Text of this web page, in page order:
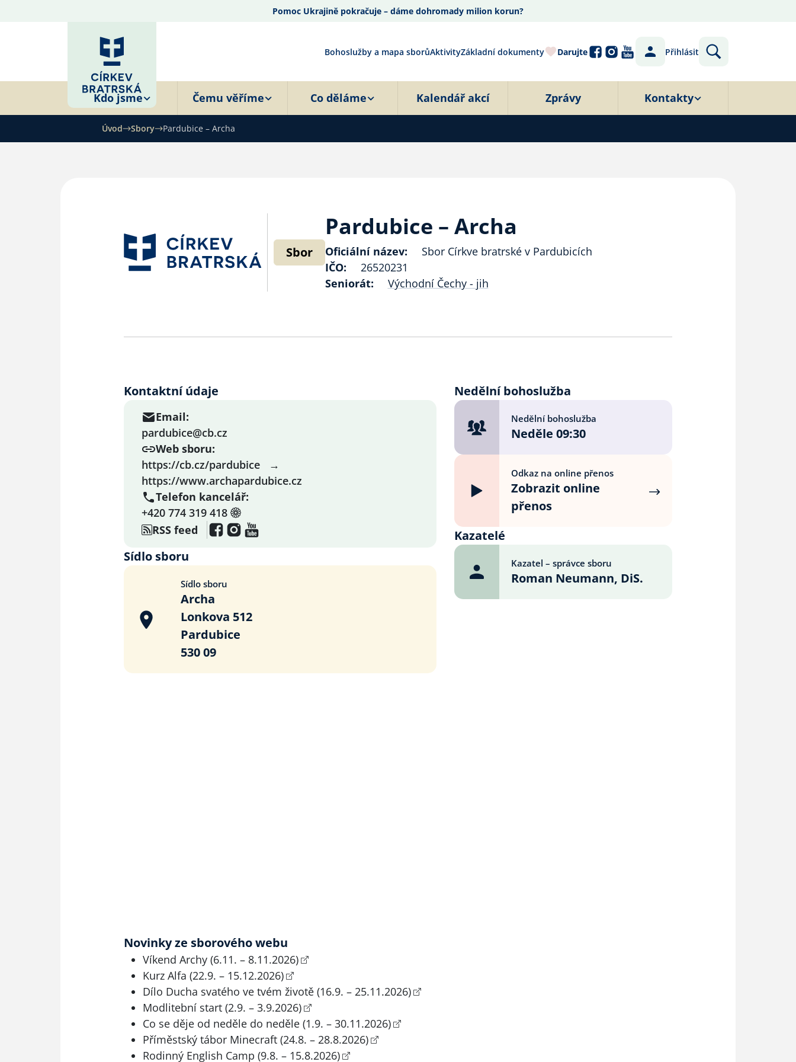
Pomoc Ukrajině pokračuje – dáme dohromady milion korun?
Bohoslužby a mapa sborůAktivityZákladní dokumenty Darujte Přihlásit
Kdo jsme Čemu věříme Co děláme Kalendář akcí Zprávy Kontakty
Úvod Sbory Pardubice – Archa
Sbor
Pardubice – Archa
Oficiální název:
Sbor Církve bratrské v Pardubicích
IČO:
26520231
Seniorát:
Východní Čechy - jih
Kontaktní údaje
Email:
pardubice@cb.cz
Web sboru:
https://cb.cz/pardubice →
https://www.archapardubice.cz
Telefon kancelář:
+420 774 319 418
RSS feed
Sídlo sboru
Sídlo sboru
Archa
Lonkova 512
Pardubice
530 09
Novinky ze sborového webu
Víkend Archy (6.11. – 8.11.2026)
Kurz Alfa (22.9. – 15.12.2026)
Dílo Ducha svatého ve tvém životě (16.9. – 25.11.2026)
Modlitební start (2.9. – 3.9.2026)
Co se děje od neděle do neděle (1.9. – 30.11.2026)
Příměstský tábor Minecraft (24.8. – 28.8.2026)
Rodinný English Camp (9.8. – 15.8.2026)
Nedělní bohoslužba
Nedělní bohoslužba
Neděle 09:30
Odkaz na online přenos
Zobrazit online
přenos
Kazatelé
Kazatel – správce sboru
Roman Neumann, DiS.